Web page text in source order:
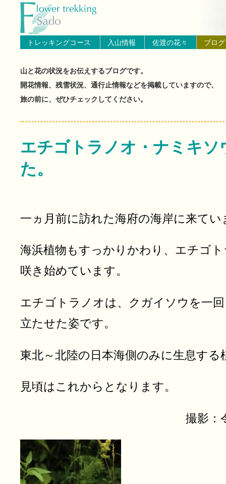
ブログ（佐渡島の山と花の状
トレッキングコース 入山情報 佐渡の花々 ブログ
山と花の状況をお伝えするブログです。
開花情報、残雪状況、通行止情報などを掲載していますので、
旅の前に、ぜひチェックしてください。
エチゴトラノオ・ナミキソ
た。
一ヵ月前に訪れた海府の海岸に来てい
海浜植物もすっかりかわり、エチゴ
咲き始めています。
エチゴトラノオは、クガイソウを一
立たせた姿です。
東北～北陸の日本海側のみに生息する
見頃はこれからとなります。
撮影：
トップページへ戻る